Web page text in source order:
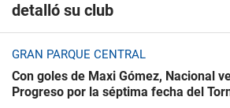
detalló su club
GRAN PARQUE CENTRAL
Con goles de Maxi Gómez, Nacional
Progreso por la séptima fecha del